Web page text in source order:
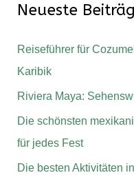
e
n
Neueste
Reiseführer für
Karibik
Riviera Maya:
Die schönsten
für jedes Fest
Die besten Aktivitäten